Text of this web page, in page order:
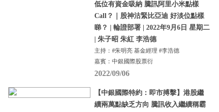
低位有資金吸納 騰訊阿里小米點樣
Call？｜股神沽緊比亞迪 好淡位點樣
睇？ | 輪證部署 | 2022年9月6日 星期二
| 朱子昭 朱紅 李浩德
主持：#朱明亮 基金經理 #李浩德
嘉賓：中銀國際股票衍
2022/09/06
【中銀國際特約：即市搏擊】港股繼
續兩萬點缺乏方向 騰訊收入繼續稱霸